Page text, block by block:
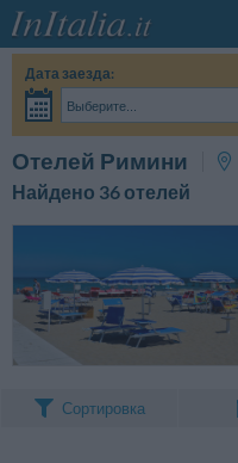
Дата заезда:
Выберите...
Отелей Римини
Найдено 36 отелей
Сортировка